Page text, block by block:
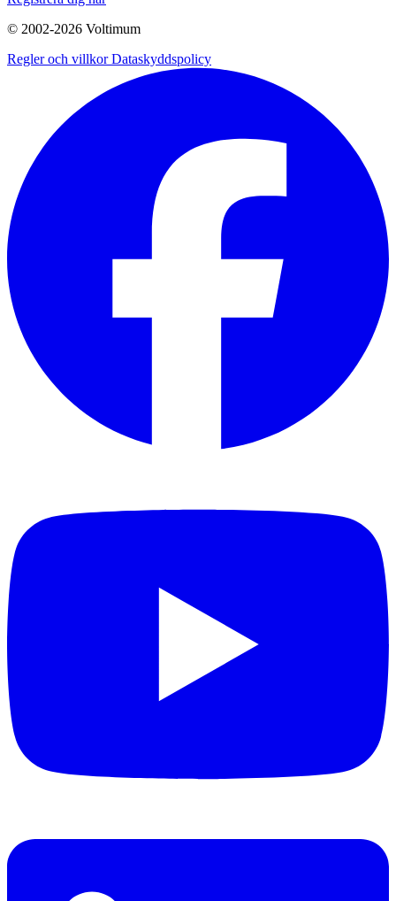
© 2002-2026 Voltimum
Regler och villkorDataskyddspolicy